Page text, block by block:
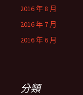
2016 年 8 月
2016 年 7 月
2016 年 6 月
分類